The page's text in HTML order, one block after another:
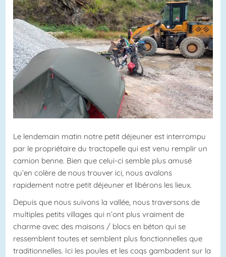
Le lendemain matin notre petit déjeuner est interrompu
par le propriétaire du tractopelle qui est venu remplir un
camion benne. Bien que celui-ci semble plus amusé
qu’en colère de nous trouver ici, nous avalons
rapidement notre petit déjeuner et libérons les lieux.
Depuis que nous suivons la vallée, nous traversons de
multiples petits villages qui n’ont plus vraiment de
charme avec des maisons / blocs en béton qui se
ressemblent toutes et semblent plus fonctionnelles que
traditionnelles. Ici les poules et les coqs gambadent sur la